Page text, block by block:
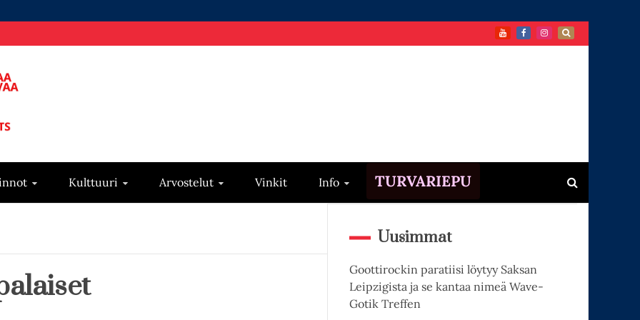
Kulttuuri Arvostelut Vinkit Info TURVARIEPU
Uusimmat
Goottirockin paratiisi löytyy Saksan
Leipzigista ja se kantaa nimeä Wave-
Gotik Treffen